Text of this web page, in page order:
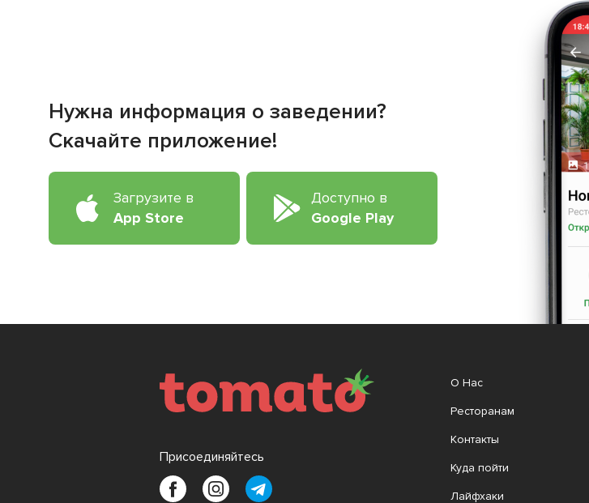
Нужна информация о заведении?
Скачайте приложение!
Загрузите в
App Store
Доступно в
Google Play
Присоединяйтесь
О Нас
Ресторанам
Контакты
Куда пойти
Лайфхаки